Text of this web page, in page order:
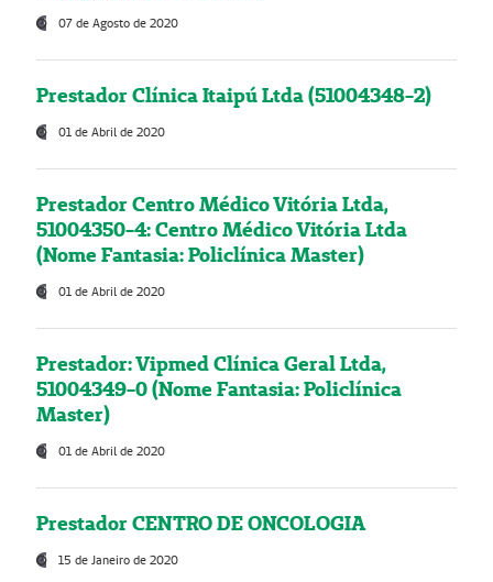
07 de Agosto de 2020
Prestador Clínica Itaipú Ltda (51004348-2)
01 de Abril de 2020
Prestador Centro Médico Vitória Ltda,
51004350-4: Centro Médico Vitória Ltda
(Nome Fantasia: Policlínica Master)
01 de Abril de 2020
Prestador: Vipmed Clínica Geral Ltda,
51004349-0 (Nome Fantasia: Policlínica
Master)
01 de Abril de 2020
Prestador CENTRO DE ONCOLOGIA
15 de Janeiro de 2020